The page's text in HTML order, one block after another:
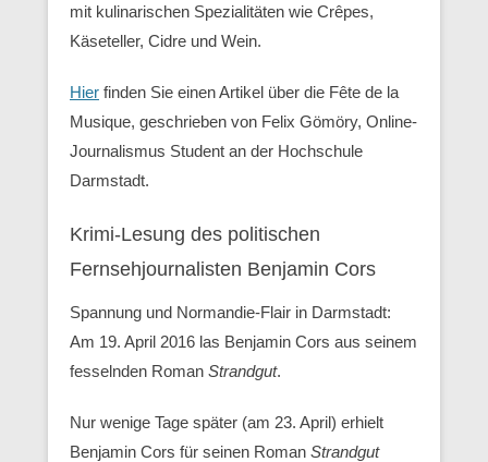
mit kulinarischen Spezialitäten wie Crêpes,
Käseteller, Cidre und Wein.
Hier finden Sie einen Artikel über die Fête de la
Musique, geschrieben von Felix Gömöry, Online-
Journalismus Student an der Hochschule
Darmstadt.
Krimi-Lesung des politischen
Fernsehjournalisten Benjamin Cors
Spannung und Normandie-Flair in Darmstadt:
Am 19. April 2016 las Benjamin Cors aus seinem
fesselnden Roman Strandgut.
Nur wenige Tage später (am 23. April) erhielt
Benjamin Cors für seinen Roman Strandgut